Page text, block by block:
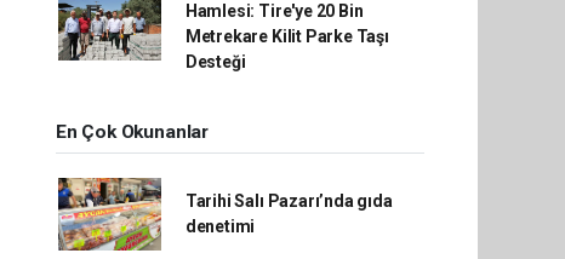
Hamlesi: Tire'ye 20 Bin
Metrekare Kilit Parke Taşı
Desteği
En Çok Okunanlar
Tarihi Salı Pazarı’nda gıda
denetimi